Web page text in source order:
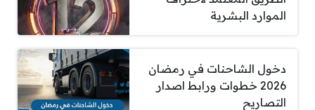
الموارد البشرية
دخول الشاحنات في رمضان
2026 خطوات ورابط اصدار
التصاريح